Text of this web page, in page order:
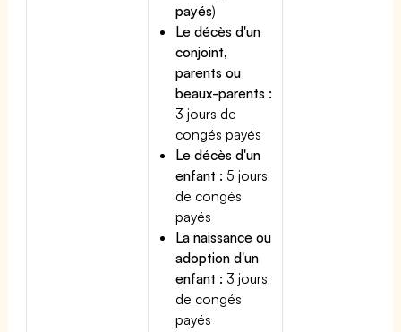
payés)
Le décès d'un
conjoint,
parents ou
beaux-parents :
3 jours de
congés payés
Le décès d'un
enfant : 5 jours
de congés
payés
La naissance ou
adoption d'un
enfant : 3 jours
de congés
payés